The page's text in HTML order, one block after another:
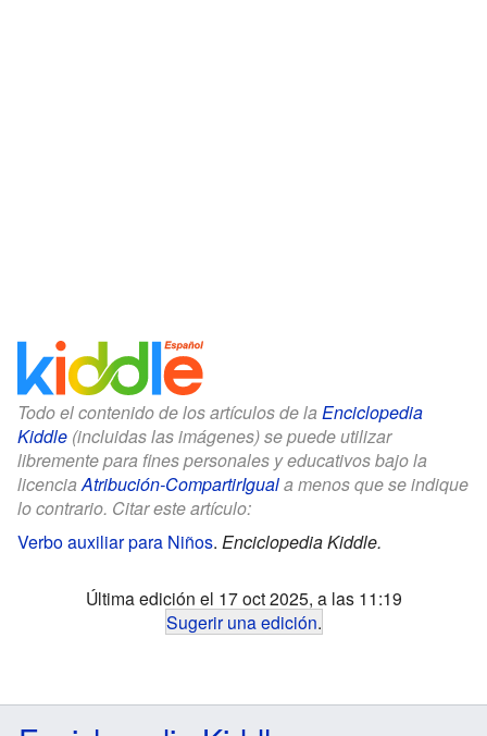
Todo el contenido de los artículos de la Enciclopedia
Kiddle (incluidas las imágenes) se puede utilizar
libremente para fines personales y educativos bajo la
licencia Atribución-CompartirIguala menos que se indique
lo contrario. Citar este artículo:
Verbo auxiliar para Niños. Enciclopedia Kiddle.
Última edición el 17 oct 2025, a las 11:19
Sugerir una edición.